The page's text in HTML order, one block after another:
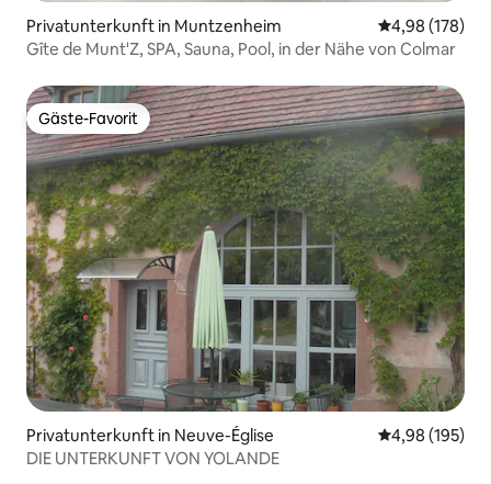
Privatunterkunft in Muntzenheim
4,98 (178)
Gîte de Munt'Z, SPA, Sauna, Pool, in der Nähe von Colmar
Gäste-Favorit
Gäste-Favorit
Privatunterkunft in Neuve-Église
4,98 (195)
DIE UNTERKUNFT VON YOLANDE